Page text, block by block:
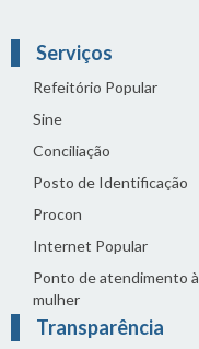
Serviços
Refeitório Popular
Sine
Conciliação
Posto de Identificação
Procon
Internet Popular
Ponto de atendimento à
mulher
Transparência